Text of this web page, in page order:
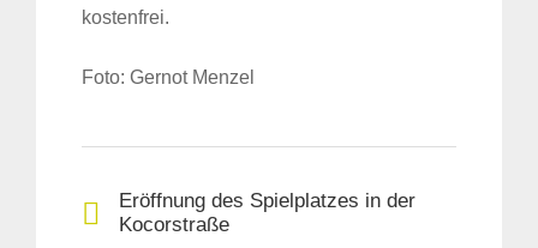
kostenfrei.
Foto: Gernot Menzel
Eröffnung des Spielplatzes in der
Kocorstraße